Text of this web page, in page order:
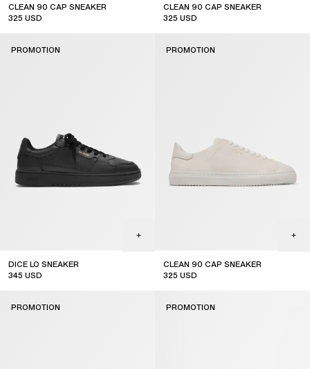
CLEAN 90 CAP SNEAKER
325 USD
CLEAN 90 CAP SNEAKER
325 USD
DICE LO SNEAKER
345 USD
PROMOTION
CLEAN 90 CAP SNEAKER
325 USD
PROMOTION
PROMOTION PROMOTION